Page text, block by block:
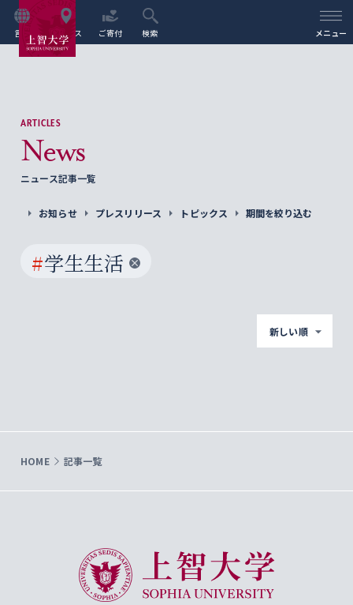
言語 アクセス ご寄付 検索 メニュー
ARTICLES
News
ニュース記事一覧
お知らせ プレスリリース トピックス 期間を絞り込む
#学生生活
新しい順
HOME 記事一覧
上智大学 Sophia University